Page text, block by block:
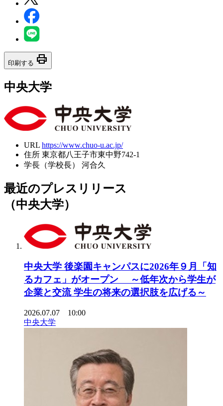
印刷する print
中央大学
URL https://www.chuo-u.ac.jp/
住所 東京都八王子市東中野742-1
学長（学校長）
河合久
最近のプレスリリース
（中央大学）
中央大学 後楽園キャンパスに2026年９月「知
るカフェ」がオープン ～低年次から学生が
企業と交流 学生の将来の選択肢を広げる～
2026.07.07 10:00
中央大学